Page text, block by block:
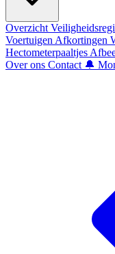
Overzicht
Voertuigen Afkortingen
Hectometerpaaltjes
Over ons Contact 🔔